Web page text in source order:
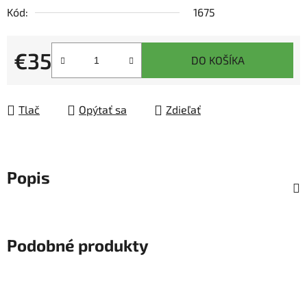
Kód:
1675
€35
Jednotková cena:
DO KOŠÍKA
Tlač Opýtať sa Zdieľať
Popis
Podobné produkty